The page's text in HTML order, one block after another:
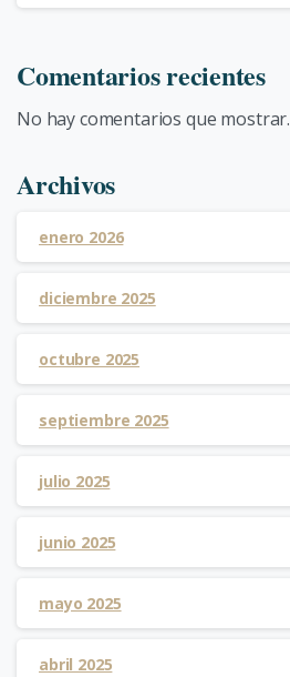
Comentarios recientes
No hay comentarios que mostrar.
Archivos
enero 2026
diciembre 2025
octubre 2025
septiembre 2025
julio 2025
junio 2025
mayo 2025
abril 2025